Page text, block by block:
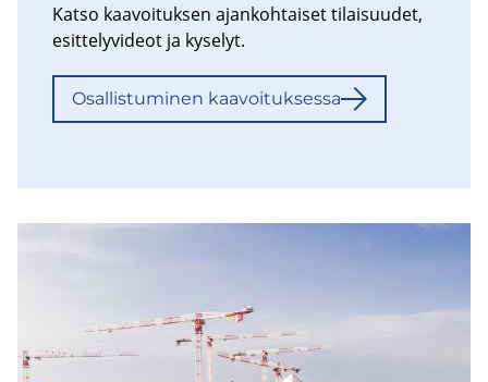
Katso kaa­voi­tuk­sen ajan­koh­tai­set ti­lai­suu­det,
esit­te­ly­vi­deot ja ky­se­lyt.
Osal­lis­tu­mi­nen kaa­voi­tuk­ses­sa